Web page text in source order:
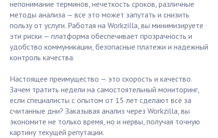
непонимание терминов, нечеткость сроков, различные
методы анализа — все это может запутать и снизить
пользу от услуги. Работая на Workzilla, вы минимизируете
эти риски — платформа обеспечивает прозрачность и
удобство коммуникации, безопасные платежи и надежный
контроль качества.
Настоящее преимущество — это скорость и качество.
Зачем тратить недели на самостоятельный мониторинг,
если специалисты с опытом от 15 лет сделают всё за
считанные дни? Заказывая анализ через Workzilla, вы
экономите не только время, но и нервы, получая точную
картину текущей репутации.